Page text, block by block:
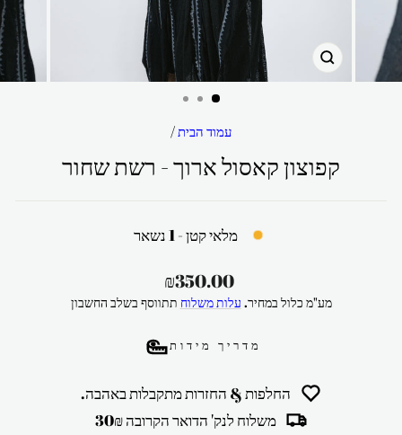
סגור
עמוד הבית/
קפוצון קאסול ארוך - רשת שחור
מלאי קטן - 1 נשאר
מחיר
רגיל
₪350.00
מע"מ כלול במחיר. עלות משלוח תתווסף בשלב החשבון
מדריך מידות
החלפות & החזרות מתקבלות באהבה.
משלוח לנק' הדואר הקרובה 30₪